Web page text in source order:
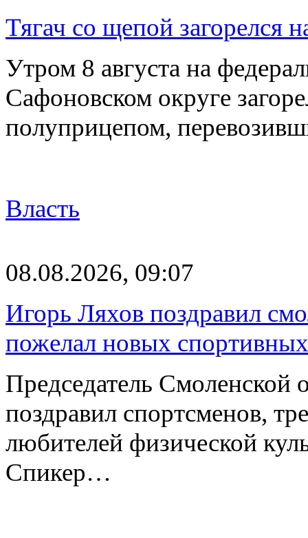
Тягач со щепой загорелся
Утром 8 августа на
Сафоновском округе
полуприцепом,
Власть
08.08.2026, 09:07
Игорь Ляхов поздравил
пожелал новых
Председатель
поздравил спортсменов,
любителей физической
Спикер…